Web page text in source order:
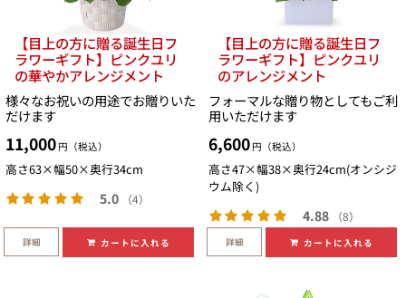
【目上の方に贈る誕生日フ
ラワーギフト】ピンクユリ
の華やかアレンジメント
様々なお祝いの用途でお贈りいた
だけます
11,000 円（税込）
高さ63×幅50×奥行34cm
5.0 （4）
詳細 カートに入れる
【目上の方に贈る誕生日フ
ラワーギフト】ピンクユリ
のアレンジメント
フォーマルな贈り物としてもご利
用いただけます
6,600 円（税込）
高さ47×幅38×奥行24cm(オンシジ
ウム除く)
4.88 （8）
詳細 カートに入れる